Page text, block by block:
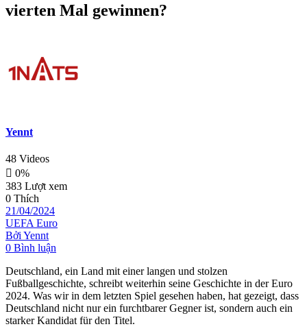
vierten Mal gewinnen?
Yennt
48 Videos
0%
383 Lượt xem
0 Thích
21/04/2024
UEFA Euro
Bởi Yennt
0 Bình luận
Deutschland, ein Land mit einer langen und stolzen
Fußballgeschichte, schreibt weiterhin seine Geschichte in der Euro
2024. Was wir in dem letzten Spiel gesehen haben, hat gezeigt, dass
Deutschland nicht nur ein furchtbarer Gegner ist, sondern auch ein
starker Kandidat für den Titel.